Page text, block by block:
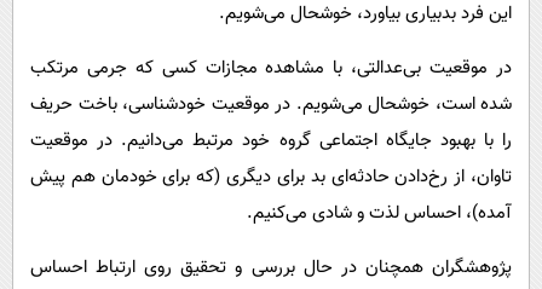
این فرد بدبیاری بیاورد، خوشحال می‌شویم.
در موقعیت بی‌عدالتی، با مشاهده مجازات کسی که جرمی مرتکب
شده است، خوشحال می‌شویم. در موقعیت خودشناسی، باخت حریف
را با بهبود جایگاه اجتماعی گروه خود مرتبط می‌دانیم. در موقعیت
تاوان، از رخ‌دادن حادثه‌ای بد برای دیگری (که برای خودمان هم پیش
آمده)، احساس لذت و شادی می‌کنیم.
پژوهشگران همچنان در حال بررسی و تحقیق روی ارتباط احساس